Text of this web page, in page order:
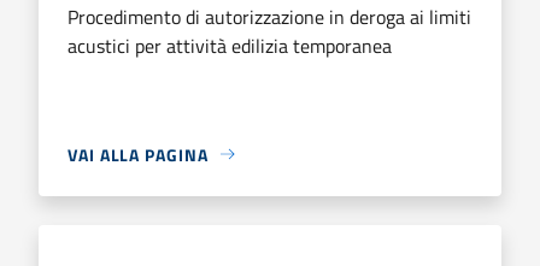
Procedimento di autorizzazione in deroga ai limiti
acustici per attività edilizia temporanea
VAI ALLA PAGINA